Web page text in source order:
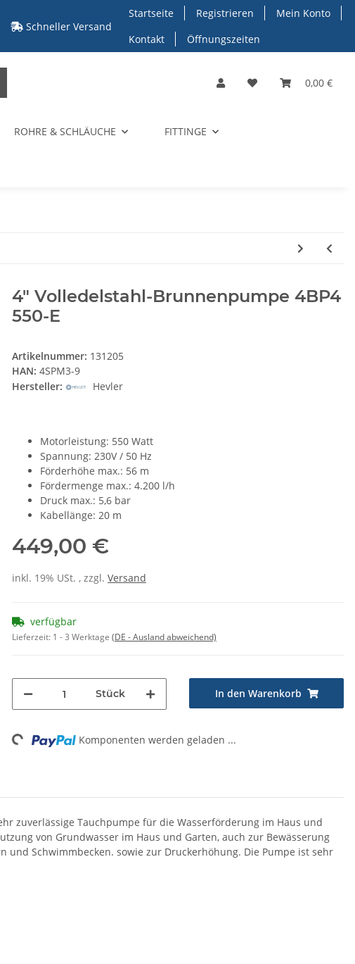
Schneller Versand
Startseite Registrieren
Mein Konto
Kontakt
Öffnungszeiten
0,00 €
ROHRE & SCHLÄUCHE FITTINGE
4" Volledelstahl-Brunnenpumpe 4BP4
550-E
Artikelnummer: 131205
HAN: 4SPM3-9
Hersteller:
Hevler
Motorleistung: 550 Watt
Spannung: 230V / 50 Hz
Förderhöhe max.: 56 m
Fördermenge max.: 4.200 l/h
Druck max.: 5,6 bar
Kabellänge: 20 m
449,00 €
inkl. 19% USt. , zzgl. Versand
verfügbar
Lieferzeit: 1 - 3 Werktage (DE - Ausland abweichend)
Stück In den Warenkorb
Loading... Komponenten werden geladen ...
zuverlässige Tauchpumpe für die Wasserförderung im Haus und
von Grundwasser im Haus und Garten, auch zur Bewässerung
und Schwimmbecken. sowie zur Druckerhöhung. Die Pumpe ist sehr